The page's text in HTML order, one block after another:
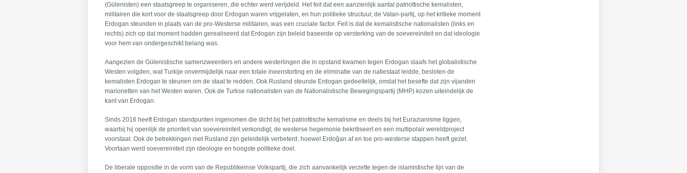
(Gülenisten) een staatsgreep te organiseren, die echter werd verijdeld. Het feit dat een aanzienlijk aantal patriottische kemalisten,
militairen die kort voor de staatsgreep door Erdogan waren vrijgelaten, en hun politieke structuur, de Vatan-partij, op het kritieke moment
Erdogan steunden in plaats van de pro-Westerse militairen, was een cruciale factor. Feit is dat de kemalistische nationalisten (links en
rechts) zich op dat moment hadden gerealiseerd dat Erdogan zijn beleid baseerde op versterking van de soevereiniteit en dat ideologie
voor hem van ondergeschikt belang was.
Aangezien de Gülenistische samenzweerders en andere westerlingen die in opstand kwamen tegen Erdogan slaafs het globalistische
Westen volgden, wat Turkije onvermijdelijk naar een totale ineenstorting en de eliminatie van de natiestaat leidde, besloten de
kemalisten Erdogan te steunen om de staat te redden. Ook Rusland steunde Erdogan gedeeltelijk, omdat het besefte dat zijn vijanden
marionetten van het Westen waren. Ook de Turkse nationalisten van de Nationalistische Bewegingspartij (MHP) kozen uiteindelijk de
kant van Erdogan.
Sinds 2016 heeft Erdogan standpunten ingenomen die dicht bij het patriottische kemalisme en deels bij het Eurazianisme liggen,
waarbij hij openlijk de prioriteit van soevereiniteit verkondigt, de westerse hegemonie bekritiseert en een multipolair wereldproject
voorstaat. Ook de betrekkingen met Rusland zijn geleidelijk verbeterd, hoewel Erdoğan af en toe pro-westerse stappen heeft gezet.
Voortaan werd soevereiniteit zijn ideologie en hoogste politieke doel.
De liberale oppositie in de vorm van de Republikeinse Volkspartij, die zich aanvankelijk verzette tegen de islamistische lijn van de